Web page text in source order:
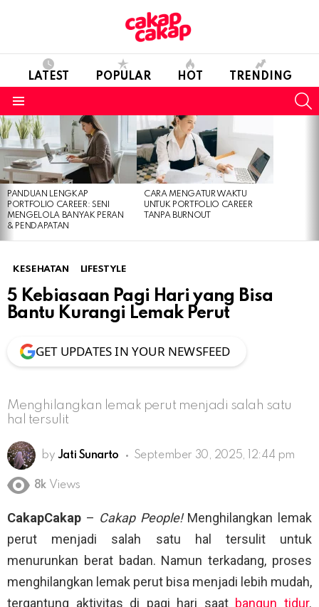
LATEST POPULAR HOT TRENDING
LATEST
STORIES
PANDUAN LENGKAP
PORTFOLIO CAREER: SENI
MENGELOLA BANYAK PERAN
& PENDAPATAN
CARA MENGATUR WAKTU
UNTUK PORTFOLIO CAREER
TANPA BURNOUT
KESEHATAN LIFESTYLE
5 Kebiasaan Pagi Hari yang Bisa
Bantu Kurangi Lemak Perut
GET UPDATES IN YOUR NEWSFEED
Menghilangkan lemak perut menjadi salah satu
hal tersulit
by Jati Sunarto September 30, 2025, 12:44 pm
8k Views
CakapCakap – Cakap People!Menghilangkan lemak
perut menjadi salah satu hal tersulit untuk
menurunkan berat badan. Namun terkadang, proses
menghilangkan lemak perut bisa menjadi lebih mudah,
tergantung aktivitas di pagi hari saat bangun tidur.